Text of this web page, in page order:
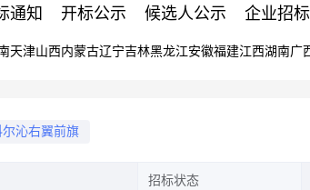
通知 开标公示 候选人公示 企业招
天津山西内蒙古辽宁吉林黑龙江安徽福建江西湖南广
尔沁右翼前旗
招标状态